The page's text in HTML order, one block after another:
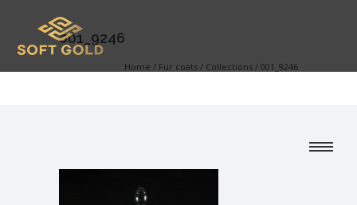
001_9246
Home / Fur coats / Collections / 001_9246